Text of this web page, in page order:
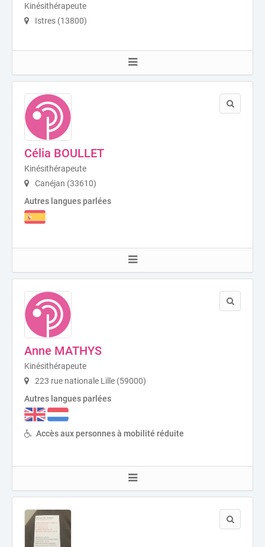
Kinésithérapeute
Istres (13800)
Célia BOULLET
Kinésithérapeute
Canéjan (33610)
Autres langues parlées
Anne MATHYS
Kinésithérapeute
223 rue nationale Lille (59000)
Autres langues parlées
Accès aux personnes à mobilité réduite